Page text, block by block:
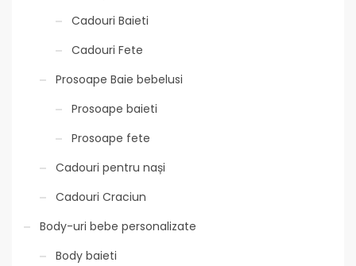
Cadouri Baieti
Cadouri Fete
Prosoape Baie bebelusi
Prosoape baieti
Prosoape fete
Cadouri pentru nași
Cadouri Craciun
Body-uri bebe personalizate
Body baieti